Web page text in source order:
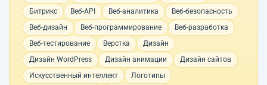
Битрикс
Веб-API Веб-аналитика
Веб-безопасность
Веб-дизайн
Веб-программирование
Веб-разработка
Веб-тестирование
Верстка
Дизайн
Дизайн WordPress
Дизайн анимации
Дизайн сайтов
Искусственный интеллект
Логотипы